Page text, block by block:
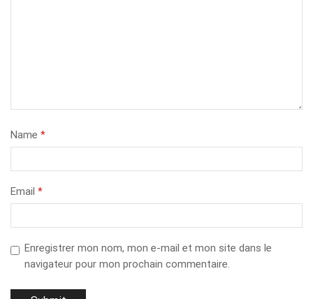
Name *
Email *
Enregistrer mon nom, mon e-mail et mon site dans le
navigateur pour mon prochain commentaire.